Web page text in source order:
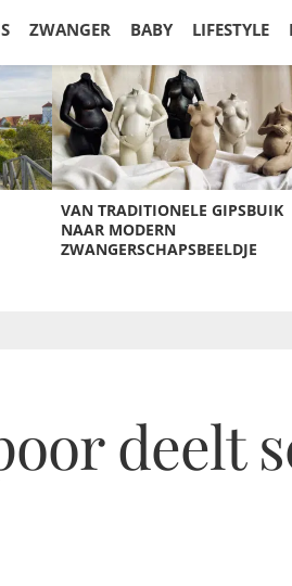
ZWANGER BABY LIFESTYLE
VAN TRADITIONELE GIPSBUIK
NAAR MODERN
ZWANGERSCHAPSBEELDJE
deelt